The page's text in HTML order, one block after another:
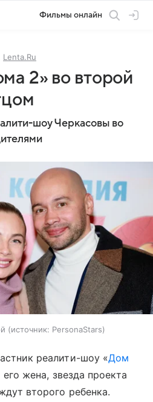
Фильмы онлайн
Lenta.Ru
2» во второй
шоу Черкасовы во
источник: PersonaStars
реалити-шоу «Дом
жена, звезда проекта
второго ребенка.